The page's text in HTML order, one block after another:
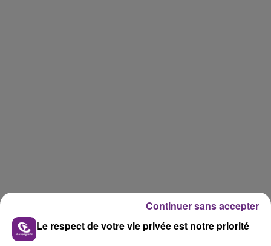
Le respect de votre vie privée est notre priorité
Continuer sans accepter